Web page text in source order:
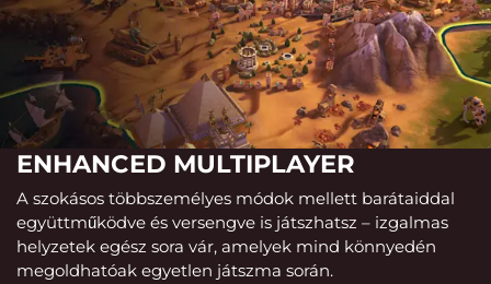
ENHANCED MULTIPLAYER
A szokásos többszemélyes módok mellett barátaiddal
együttműködve és versengve is játszhatsz – izgalmas
helyzetek egész sora vár, amelyek mind könnyedén
megoldhatóak egyetlen játszma során.